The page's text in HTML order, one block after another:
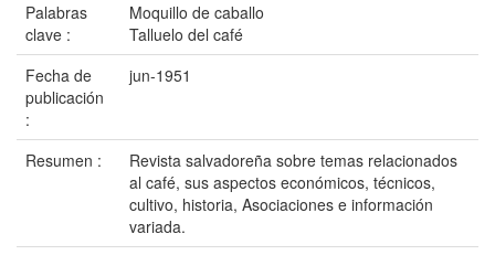
Palabras
clave :
Moquillo de caballo
Talluelo del café
Fecha de
publicación
:
jun-1951
Resumen :
Revista salvadoreña sobre temas relacionados
al café, sus aspectos económicos, técnicos,
cultivo, historia, Asociaciones e información
variada.